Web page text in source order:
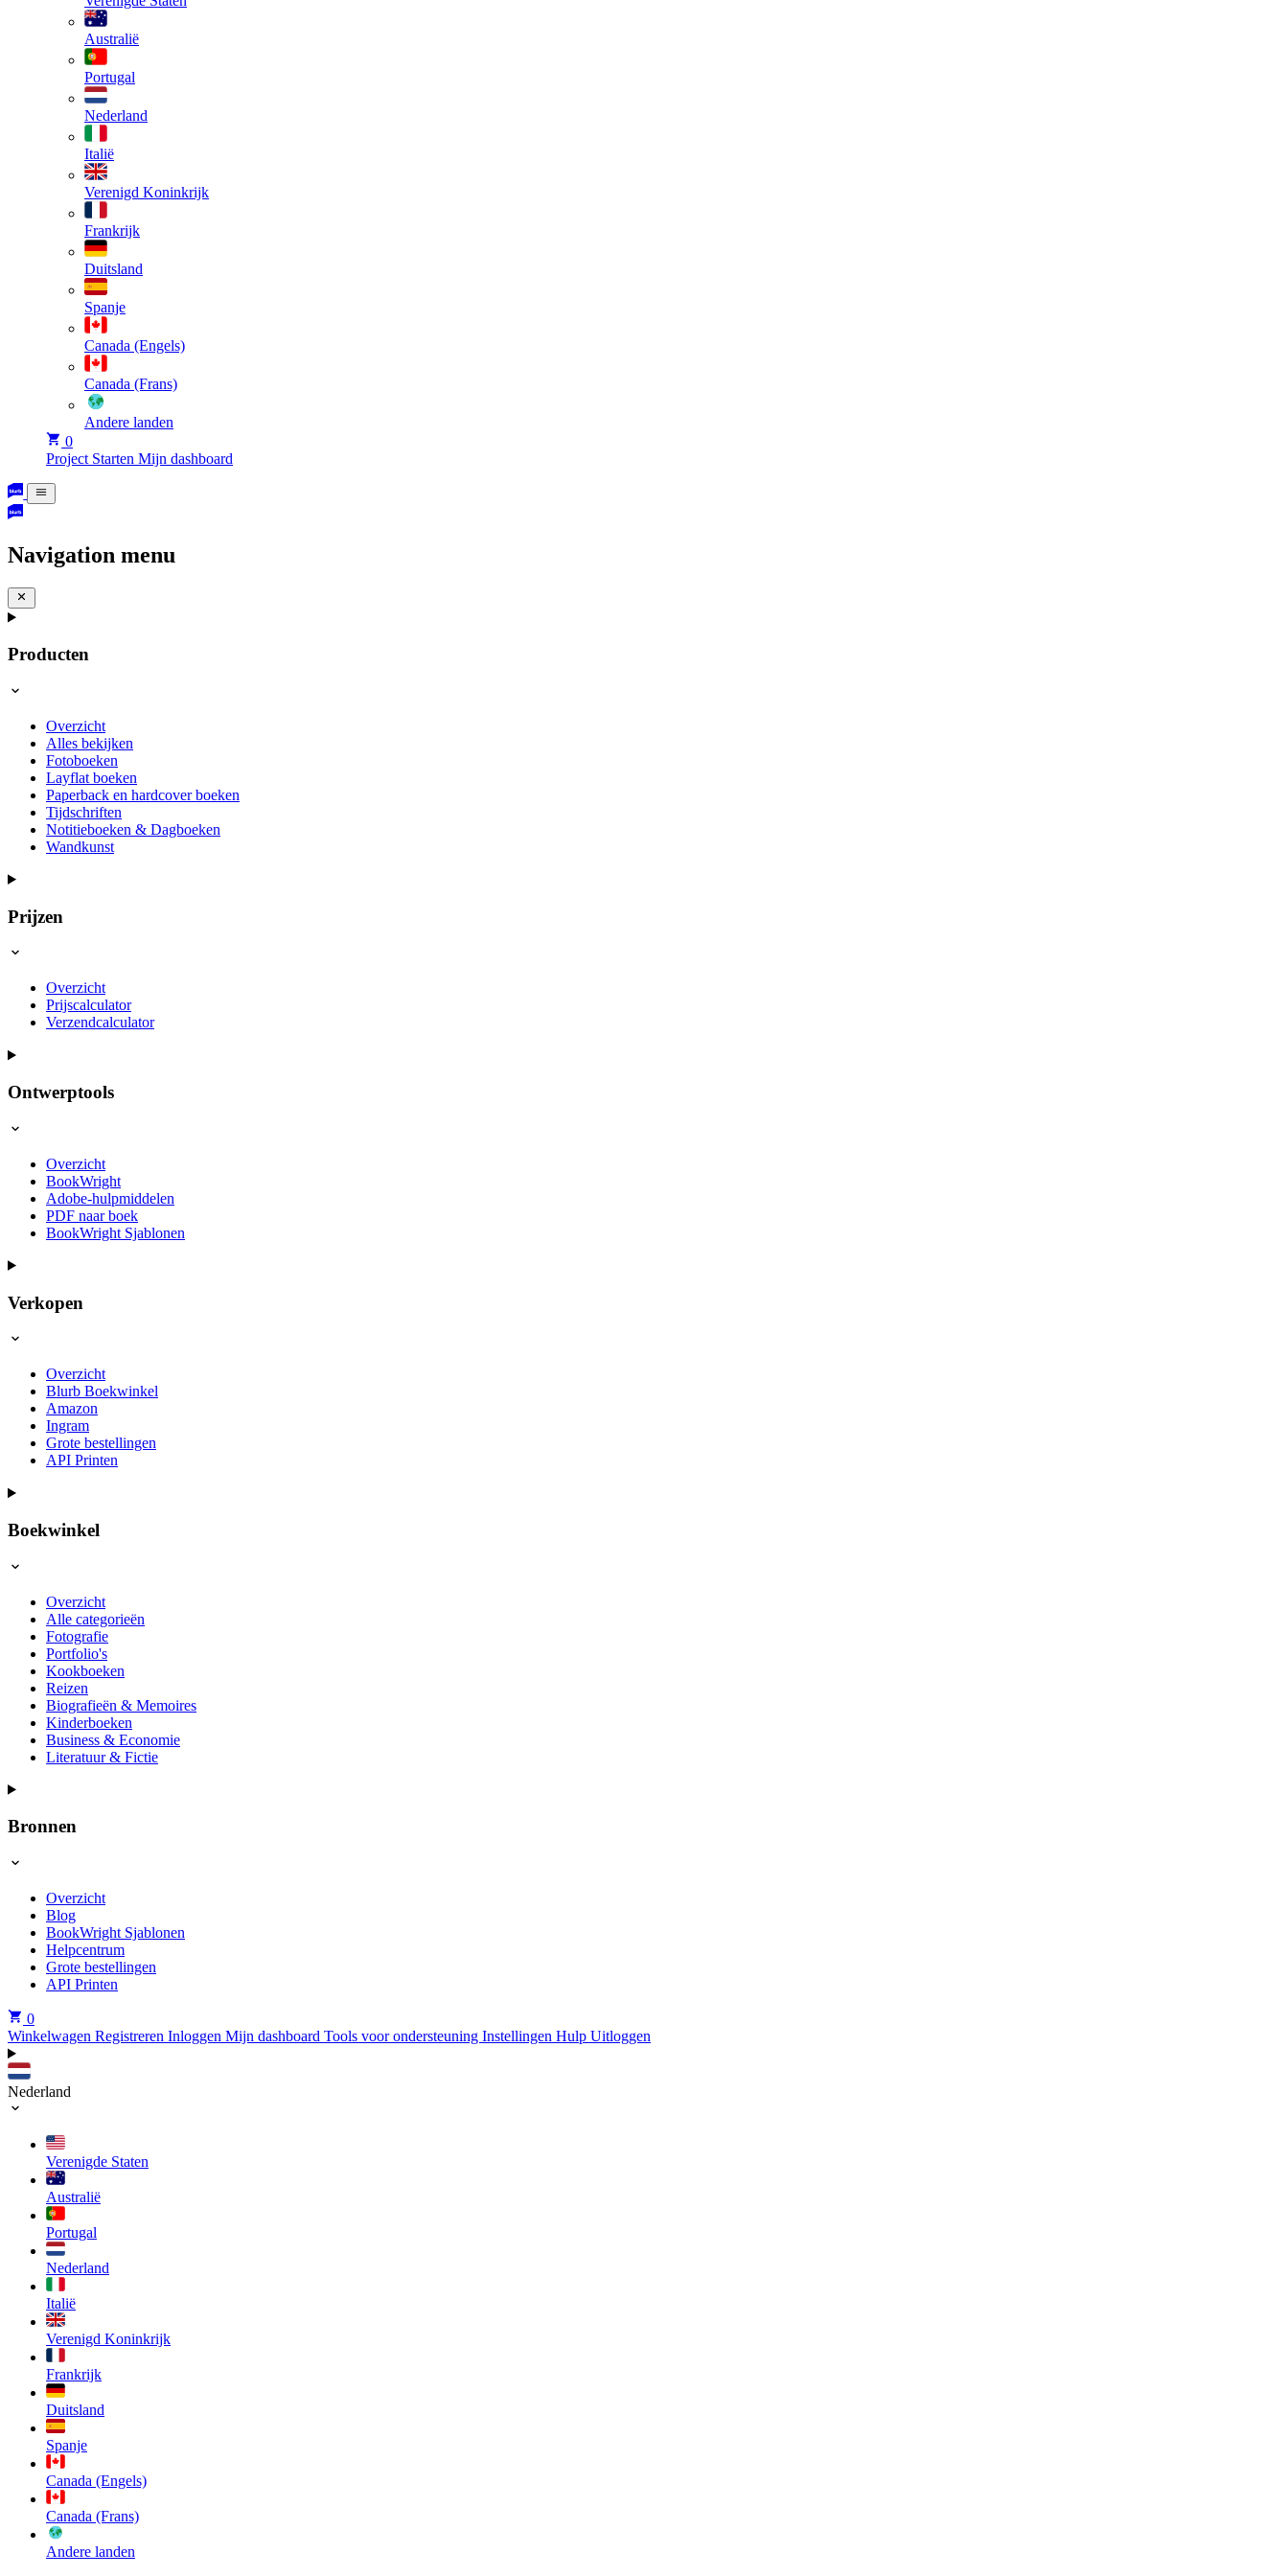
Australië
Portugal
Nederland
Italië
Verenigd Koninkrijk
Frankrijk
Duitsland
Spanje
Canada (Engels)
Canada (Frans)
Andere landen
0
Project Starten Mijn dashboard
Navigation menu
Producten
Overzicht
Alles bekijken
Fotoboeken
Layflat boeken
Paperback en hardcover boeken
Tijdschriften
Notitieboeken & Dagboeken
Wandkunst
Prijzen
Overzicht
Prijscalculator
Verzendcalculator
Ontwerptools
Overzicht
BookWright
Adobe-hulpmiddelen
PDF naar boek
BookWright Sjablonen
Verkopen
Overzicht
Blurb Boekwinkel
Amazon
Ingram
Grote bestellingen
API Printen
Boekwinkel
Overzicht
Alle categorieën
Fotografie
Portfolio's
Kookboeken
Reizen
Biografieën & Memoires
Kinderboeken
Business & Economie
Literatuur & Fictie
Bronnen
Overzicht
Blog
BookWright Sjablonen
Helpcentrum
Grote bestellingen
API Printen
0
Winkelwagen Registreren Inloggen Mijn dashboard Tools voor ondersteuning Instellingen Hulp Uitloggen
Nederland
Verenigde Staten
Australië
Portugal
Nederland
Italië
Verenigd Koninkrijk
Frankrijk
Duitsland
Spanje
Canada (Engels)
Canada (Frans)
Andere landen